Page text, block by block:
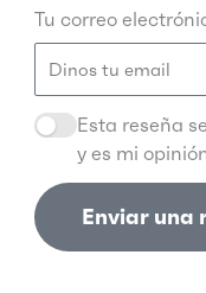
Tu correo
Esta reseña
y es mi
Enviar una